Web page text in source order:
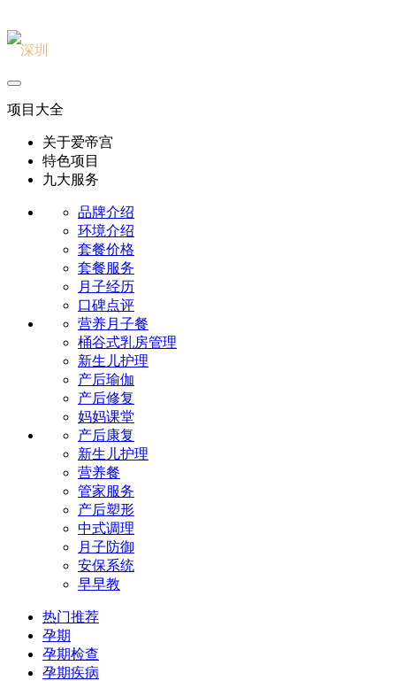
深圳
北京
项目大全
关于爱帝宫
特色项目
九大服务
品牌介绍
环境介绍
套餐价格
套餐服务
月子经历
口碑点评
营养月子餐
桶谷式乳房管理
新生儿护理
产后瑜伽
产后修复
妈妈课堂
产后康复
新生儿护理
营养餐
管家服务
产后塑形
中式调理
月子防御
安保系统
早早教
热门推荐
孕期
孕期检查
孕期疾病